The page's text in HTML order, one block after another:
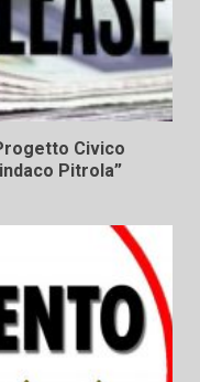
Civico
Pitrola”